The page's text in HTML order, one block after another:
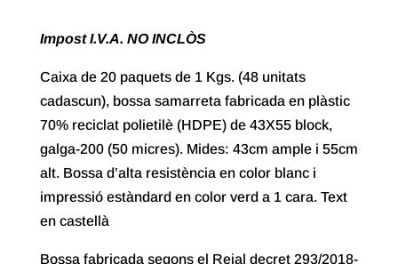
Impost I.V.A. NO INCLÒS
Caixa de 20 paquets de 1 Kgs. (48 unitats
cadascun), bossa samarreta fabricada en plàstic
70% reciclat polietilè (HDPE) de 43X55 block,
galga-200 (50 micres). Mides: 43cm ample i 55cm
alt. Bossa d’alta resistència en color blanc i
impressió estàndard en color verd a 1 cara. Text
en castellà
Bossa fabricada segons el Reial decret 293/2018-